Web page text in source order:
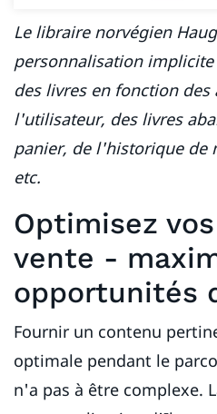
Le libraire norvégien
personnalisation
des livres en fonction des
l'utilisateur, des livres
panier, de l'historique de
etc.
Optimisez
vente -
opportunités
Fournir un contenu
optimale pendant le
n'a pas à être complexe.